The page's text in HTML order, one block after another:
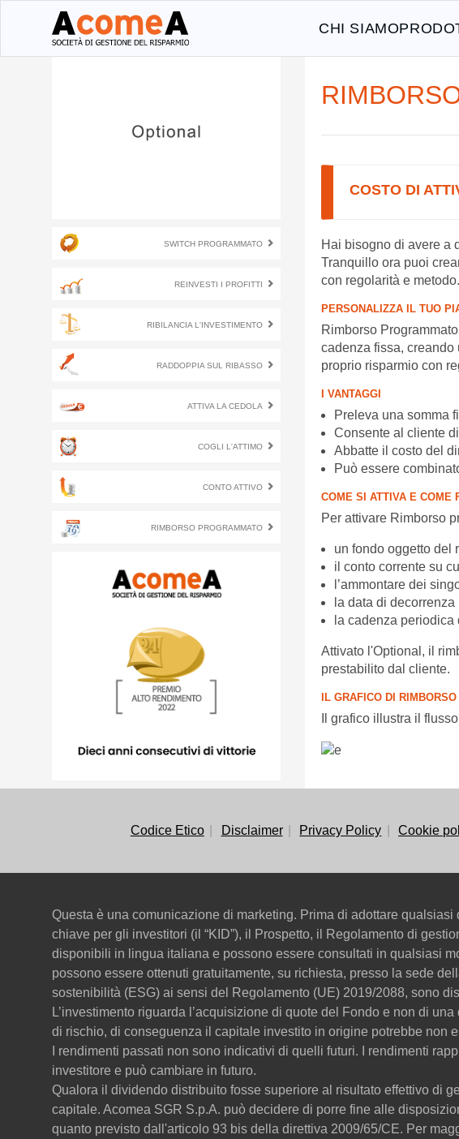
CHI SIAMO
SWITCH PROGRAMMATO
REINVESTI I PROFITTI
RIBILANCIA L'INVESTIMENTO
RADDOPPIA SUL RIBASSO
ATTIVA LA CEDOLA
COGLI L'ATTIMO
CONTO ATTIVO
RIMBORSO PROGRAMMATO
COSTO DI
Hai bisogno di avere a
Tranquillo ora puoi
con regolarità e metodo.
PERSONALIZZA IL TUO
Rimborso
cadenza fissa, creando
proprio risparmio con
I VANTAGGI
Preleva una somma
Consente al cliente
Abbatte il costo del
Può essere
COME SI ATTIVA E COME
Per attivare Rimborso
un fondo oggetto del
il conto corrente su
l’ammontare dei
la data di decorrenza
la cadenza
Attivato l'Optional, il
prestabilito dal cliente.
IL GRAFICO DI
Il grafico illustra il
Codice Etico Disclaimer Privacy Policy Cookie
Questa è una comunicazione di marketing. Prima di adottare
chiave per gli investitori (il “KID”), il Prospetto, il Regolamento di
disponibili in lingua italiana e possono essere consultati in qualsiasi
possono essere ottenuti gratuitamente, su richiesta, presso la sede
sostenibilità (ESG) ai sensi del Regolamento (UE) 2019/2088, sono
L’investimento riguarda l’acquisizione di quote del Fondo e non di
di rischio, di conseguenza il capitale investito in origine potrebbe non
I rendimenti passati non sono indicativi di quelli futuri. I rendimenti
investitore e può cambiare in futuro.
Qualora il dividendo distribuito fosse superiore al risultato effettivo di
capitale. Acomea SGR S.p.A. può decidere di porre fine alle
quanto previsto dall'articolo 93 bis della direttiva 2009/65/CE. Per